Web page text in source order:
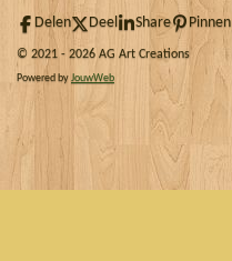
Delen Deel Share Pinnen
© 2021 - 2026 AG Art Creations
Powered byJouwWeb